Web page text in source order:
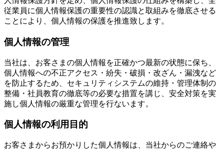
従業員に個人情報保護の重要性の認識と取組みを徹底させる
ことにより、個人情報の保護を推進致します。
個人情報の管理
当社は、お客さまの個人情報を正確かつ最新の状態に保ち、
個人情報への不正アクセス・紛失・破損・改ざん・漏洩など
を防止するため、セキュリティシステムの維持・管理体制の
整備・社員教育の徹底等の必要な措置を講じ、安全対策を実
施し個人情報の厳重な管理を行ないます。
個人情報の利用目的
お客さまからお預かりした個人情報は、当社からのご連絡や